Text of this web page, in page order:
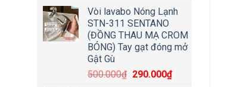
Vòi lavabo Nóng Lạnh
STN-311 SENTANO
(ĐỒNG THAU MẠ CROM
BÓNG) Tay gạt đóng mở
Gật Gù
500.000₫ 290.000₫